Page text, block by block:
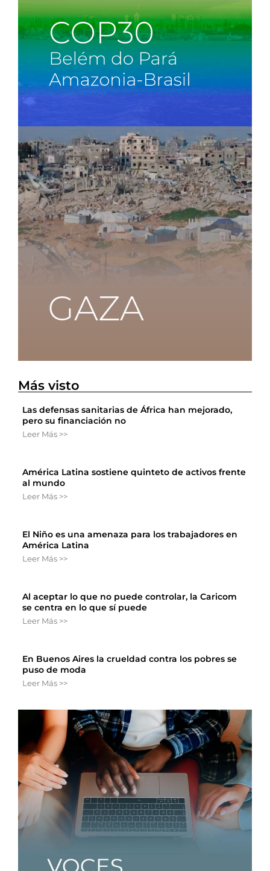
Más visto
Las defensas sanitarias de África han mejorado,
pero su financiación no
Leer Más >>
América Latina sostiene quinteto de activos frente
al mundo
Leer Más >>
El Niño es una amenaza para los trabajadores en
América Latina
Leer Más >>
Al aceptar lo que no puede controlar, la Caricom
se centra en lo que sí puede
Leer Más >>
En Buenos Aires la crueldad contra los pobres se
puso de moda
Leer Más >>